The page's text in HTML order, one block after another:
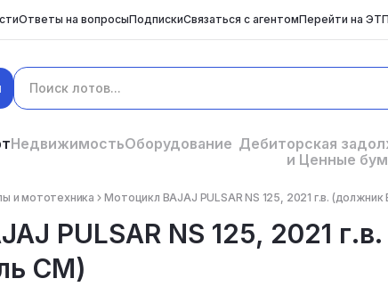
Ответы на вопросыПодпискиСвязаться с агентомПерейти на ЭТП
НедвижимостьОборудование Дебиторская
и Ценные
и мототехника Мотоцикл BAJAJ PULSAR NS 125, 2021 г.в.
PULSAR NS 125, 2021 г.в.
СМ)